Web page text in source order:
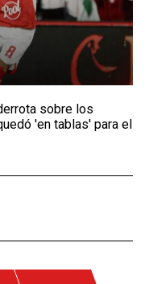
sobre los
'en tablas' para el